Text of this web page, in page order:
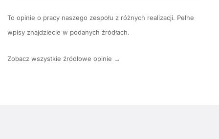
To opinie o pracy naszego zespołu z różnych realizacji. Pełne
wpisy znajdziecie w podanych źródłach.
Zobacz wszystkie źródłowe opinie →